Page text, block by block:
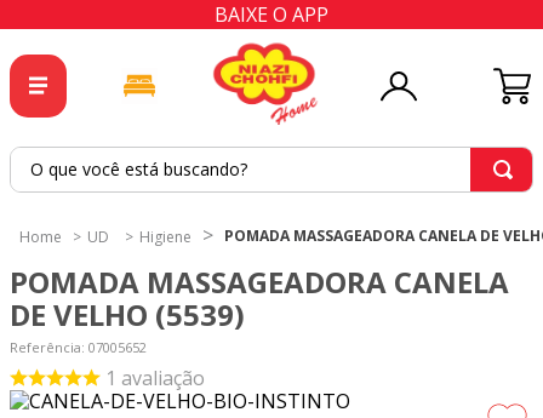
BAIXE O APP
O que você está buscando?
UD Higiene POMADA MASSAGEADORA CANELA DE
POMADA MASSAGEADORA CANELA
DE VELHO (5539)
Referência: 07005652
1 avaliação
2º
tapete
cortina
4º
tecido percal